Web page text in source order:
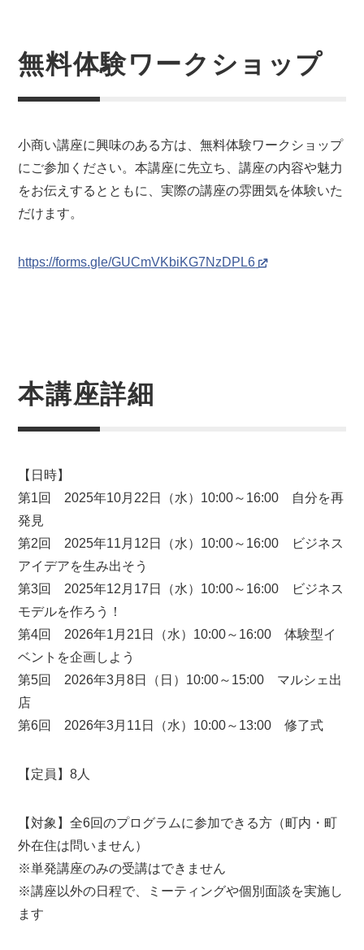
無料体験ワークショップ
小商い講座に興味のある方は、無料体験ワークショップ
にご参加ください。本講座に先立ち、講座の内容や魅力
をお伝えするとともに、実際の講座の雰囲気を体験いた
だけます。
https://forms.gle/GUCmVKbiKG7NzDPL6
本講座詳細
【日時】
第1回 2025年10月22日（水）10:00～16:00 自分を再
発見
第2回 2025年11月12日（水）10:00～16:00 ビジネス
アイデアを生み出そう
第3回 2025年12月17日（水）10:00～16:00 ビジネス
モデルを作ろう！
第4回 2026年1月21日（水）10:00～16:00 体験型イ
ベントを企画しよう
第5回 2026年3月8日（日）10:00～15:00 マルシェ出
店
第6回 2026年3月11日（水）10:00～13:00 修了式
【定員】8人
【対象】全6回のプログラムに参加できる方（町内・町
外在住は問いません）
※単発講座のみの受講はできません
※講座以外の日程で、ミーティングや個別面談を実施し
ます